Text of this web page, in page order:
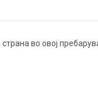
во овој